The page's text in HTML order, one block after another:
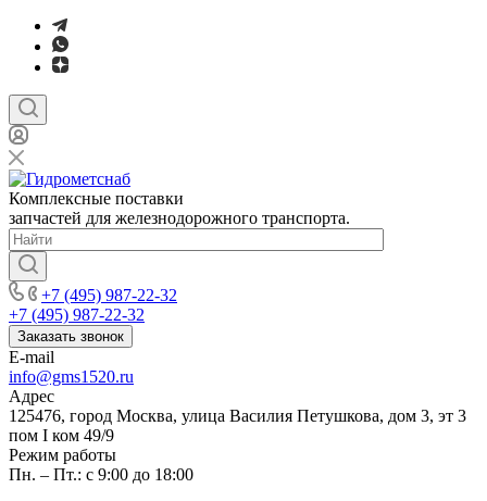
Комплексные поставки
запчастей для железнодорожного транспорта.
+7 (495) 987-22-32
+7 (495) 987-22-32
Заказать звонок
E-mail
info@gms1520.ru
Адрес
125476, город Москва, улица Василия Петушкова, дом 3, эт 3
пом I ком 49/9
Режим работы
Пн. – Пт.: с 9:00 до 18:00